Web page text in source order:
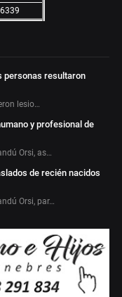
personas resultaron
lesio…
y profesional de
Orsi, as…
de recién nacidos
Orsi, par…